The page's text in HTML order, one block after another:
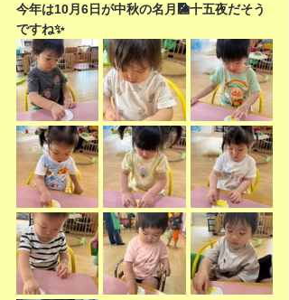
今年は10月6日が中秋の名月🎑十五夜だそう
ですね✨